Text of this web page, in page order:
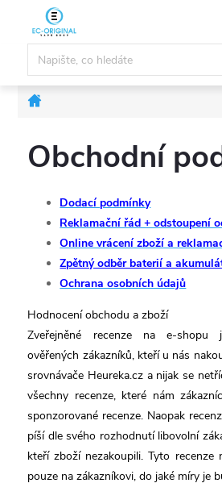
obsah
Obchodní
Dodací podmínky
Reklamační řád + odstoupení
Online vrácení zboží a
Zpětný odběr baterií a
Ochrana osobních údajů
Hodnocení obchodu a zboží
Zveřejněné recenze na e-shopu
ověřených zákazníků, kteří u nás
srovnávače Heureka.cz a nijak se
všechny recenze, které nám
sponzorované recenze. Naopak
píší dle svého rozhodnutí libovolní
kteří zboží nezakoupili. Tyto recenze
pouze na zákazníkovi, do jaké míry je